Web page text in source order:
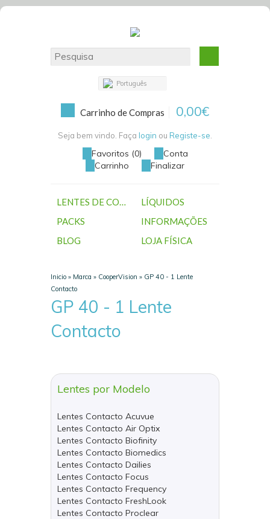
Português
Carrinho de Compras 0,00€
Seja bem vindo. Faça login ou Registe-se
Favoritos (0)
Conta
Carrinho
Finalizar
LENTES DE CONTACTO
LÍQUIDOS
PACKS
INFORMAÇÕES
BLOG
LOJA FÍSICA
Inicio » Marca » CooperVision » GP 40 - 1 Lente
Contacto
GP 40 - 1 Lente
Contacto
Lentes por Modelo
Lentes Contacto Acuvue
Lentes Contacto Air Optix
Lentes Contacto Biofinity
Lentes Contacto Biomedics
Lentes Contacto Dailies
Lentes Contacto Focus
Lentes Contacto Frequency
Lentes Contacto FreshLook
Lentes Contacto Proclear